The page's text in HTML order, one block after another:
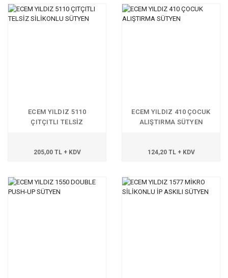
ECEM YILDIZ 5110
ÇITÇITLI TELSİZ
205,00 TL + KDV
ECEM YILDIZ 410 ÇOCUK
ALIŞTIRMA SÜTYEN
124,20 TL + KDV